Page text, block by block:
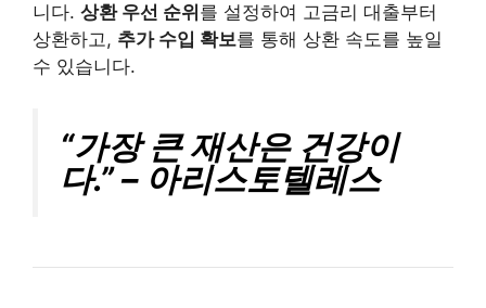
니다. 상환 우선 순위 를 설정하여 고금리 대출부터
상환하고, 추가 수입 확보를 통해 상환 속도를 높일
수 있습니다.
“가장 큰 재산은 건강이
다.” – 아리스토텔레스